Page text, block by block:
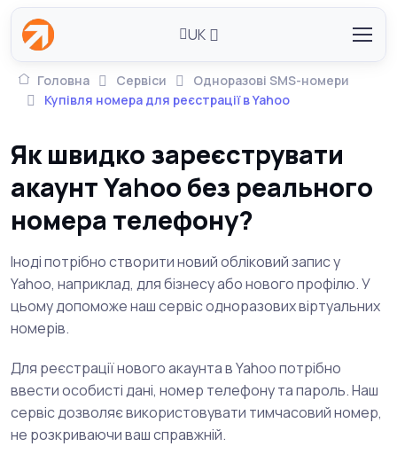
UK
Головна Сервіси
Одноразові SMS-номери
Купівля номера для реєстрації в Yahoo
Як швидко зареєструвати
акаунт Yahoo без реального
номера телефону?
Іноді потрібно створити новий обліковий запис у
Yahoo, наприклад, для бізнесу або нового профілю. У
цьому допоможе наш сервіс одноразових віртуальних
номерів.
Для реєстрації нового акаунта в Yahoo потрібно
ввести особисті дані, номер телефону та пароль. Наш
сервіс дозволяє використовувати тимчасовий номер,
не розкриваючи ваш справжній.